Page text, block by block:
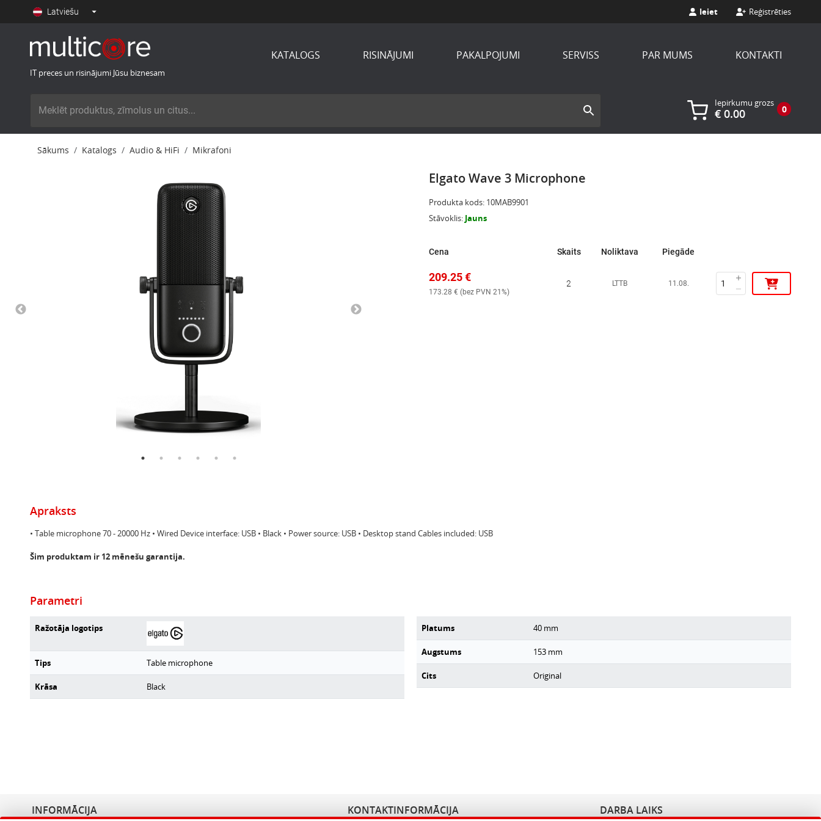
Latviešu Ieiet Reģistrēties
IT preces un risinājumi Jūsu biznesam
KATALOGS RISINĀJUMI PAKALPOJUMI SERVISS PAR MUMS KONTAKTI
0
Iepirkumu grozs
€ 0.00
Sākums Katalogs Audio & HiFi Mikrafoni
Elgato Wave 3 Microphone
Produkta kods: 10MAB9901
Stāvoklis: Jauns
Cena Skaits Noliktava Piegāde
209.25€
173.28 € (bez PVN 21%)
2 LTTB 11.08.
Apraksts
• Table microphone 70 - 20000 Hz • Wired Device interface: USB • Black • Power source: USB • Desktop stand Cables included: USB
Šim produktam ir 12 mēnešu garantija.
Parametri
Ražotāja logotips
Tips Table microphone
Krāsa Black
Platums 40 mm
Augstums 153 mm
Cits Original
INFORMĀCIJA KONTAKTINFORMĀCIJA DARBA LAIKS